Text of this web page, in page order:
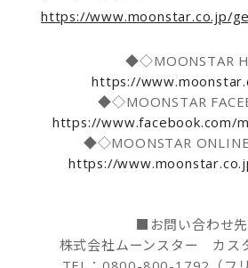
https://www.moonstar.co.jp/
◆◇MOONSTAR
https://
◆◇MOONSTAR
https://www.facebook.com/
◆◇MOONSTAR ONLINE
https://
■お問い合わせ
株式会社ムーンスター カス